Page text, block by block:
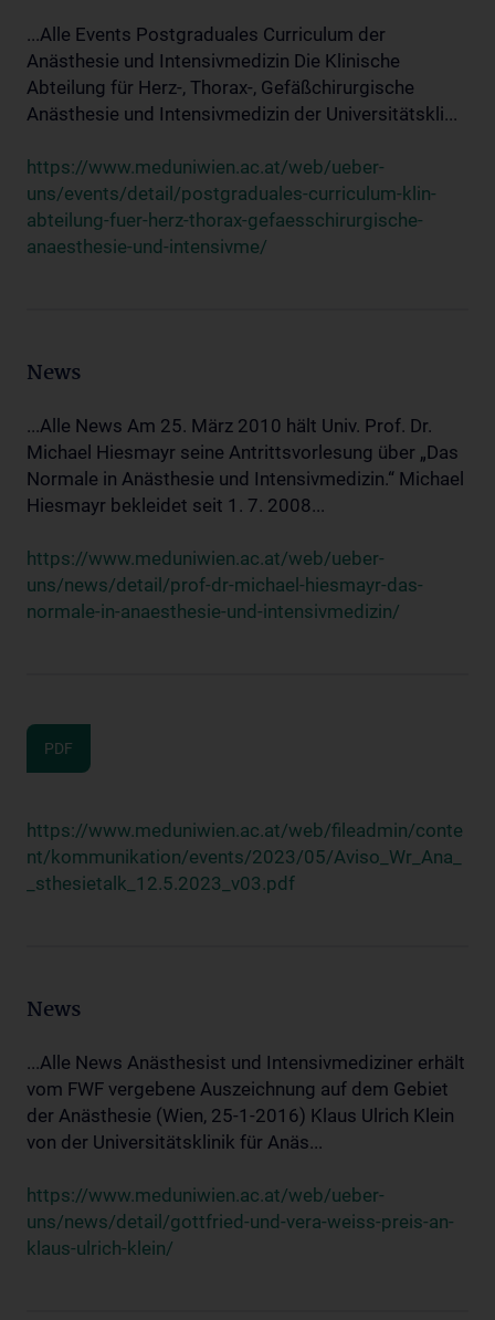
...Alle Events Postgraduales Curriculum der
Anästhesie und Intensivmedizin Die Klinische
Abteilung für Herz-, Thorax-, Gefäßchirurgische
Anästhesie und Intensivmedizin der Universitätskli...
https://www.meduniwien.ac.at/web/ueber-
uns/events/detail/postgraduales-curriculum-klin-
abteilung-fuer-herz-thorax-gefaesschirurgische-
anaesthesie-und-intensivme/
News
...Alle News Am 25. März 2010 hält Univ. Prof. Dr.
Michael Hiesmayr seine Antrittsvorlesung über „Das
Normale in Anästhesie und Intensivmedizin.“ Michael
Hiesmayr bekleidet seit 1. 7. 2008...
https://www.meduniwien.ac.at/web/ueber-
uns/news/detail/prof-dr-michael-hiesmayr-das-
normale-in-anaesthesie-und-intensivmedizin/
PDF
https://www.meduniwien.ac.at/web/fileadmin/conte
nt/kommunikation/events/2023/05/Aviso_Wr_Ana_
_sthesietalk_12.5.2023_v03.pdf
News
...Alle News Anästhesist und Intensivmediziner erhält
vom FWF vergebene Auszeichnung auf dem Gebiet
der Anästhesie (Wien, 25-1-2016) Klaus Ulrich Klein
von der Universitätsklinik für Anäs...
https://www.meduniwien.ac.at/web/ueber-
uns/news/detail/gottfried-und-vera-weiss-preis-an-
klaus-ulrich-klein/